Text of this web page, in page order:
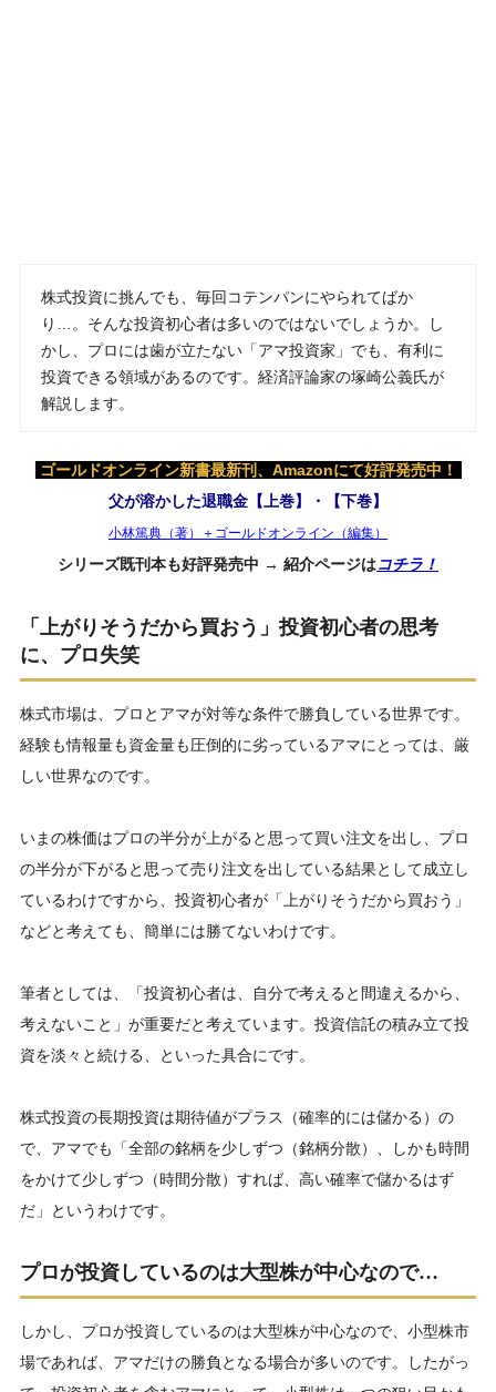
株式投資に挑んでも、毎回コテンパンにやられてばか
り…。そんな投資初心者は多いのではないでしょうか。し
かし、プロには歯が立たない「アマ投資家」でも、有利に
投資できる領域があるのです。経済評論家の塚崎公義氏が
解説します。
ゴールドオンライン新書最新刊、Amazonにて好評発売中！
父が溶かした退職金【上巻】・【下巻】
小林篤典（著）＋ゴールドオンライン（編集）
シリーズ既刊本も好評発売中 → 紹介ページはコチラ！
「上がりそうだから買おう」投資初心者の思考
に、プロ失笑
株式市場は、プロとアマが対等な条件で勝負している世界です。
経験も情報量も資金量も圧倒的に劣っているアマにとっては、厳
しい世界なのです。
いまの株価はプロの半分が上がると思って買い注文を出し、プロ
の半分が下がると思って売り注文を出している結果として成立し
ているわけですから、投資初心者が「上がりそうだから買おう」
などと考えても、簡単には勝てないわけです。
筆者としては、「投資初心者は、自分で考えると間違えるから、
考えないこと」が重要だと考えています。投資信託の積み立て投
資を淡々と続ける、といった具合にです。
株式投資の長期投資は期待値がプラス（確率的には儲かる）の
で、アマでも「全部の銘柄を少しずつ（銘柄分散）、しかも時間
をかけて少しずつ（時間分散）すれば、高い確率で儲かるはず
だ」というわけです。
プロが投資しているのは大型株が中心なので…
しかし、プロが投資しているのは大型株が中心なので、小型株市
場であれば、アマだけの勝負となる場合が多いのです。したがっ